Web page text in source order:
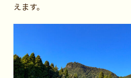
えます。